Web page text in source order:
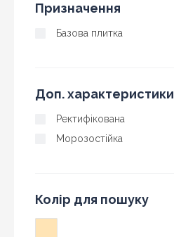
Призначення
Базова плитка
Доп. характеристики
Ректифікована
Морозостійка
Колір для пошуку